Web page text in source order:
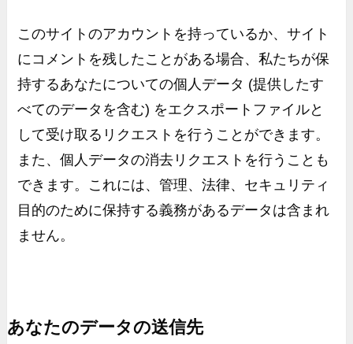
このサイトのアカウントを持っているか、サイト
にコメントを残したことがある場合、私たちが保
持するあなたについての個人データ (提供したす
べてのデータを含む) をエクスポートファイルと
して受け取るリクエストを行うことができます。
また、個人データの消去リクエストを行うことも
できます。これには、管理、法律、セキュリティ
目的のために保持する義務があるデータは含まれ
ません。
あなたのデータの送信先